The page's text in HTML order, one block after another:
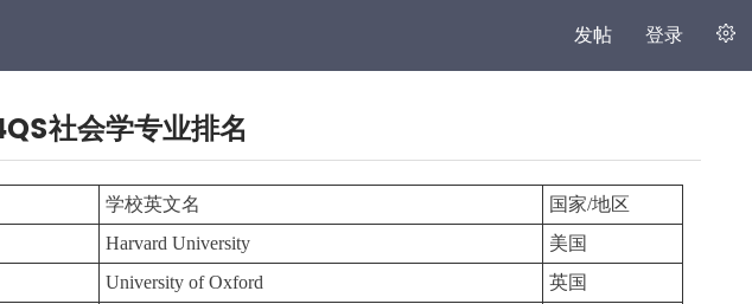
发帖 登录
社会学专业排名
学校英文名
国家/地区
Harvard University
美国
University of Oxford
英国